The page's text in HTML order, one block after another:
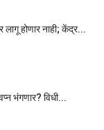
होणार नाही; केंद्र...
भंगणार? विधी...